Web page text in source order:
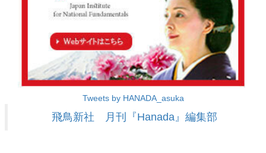
Tweets by HANADA_asuka
飛鳥新社 月刊『Hanada』編集部